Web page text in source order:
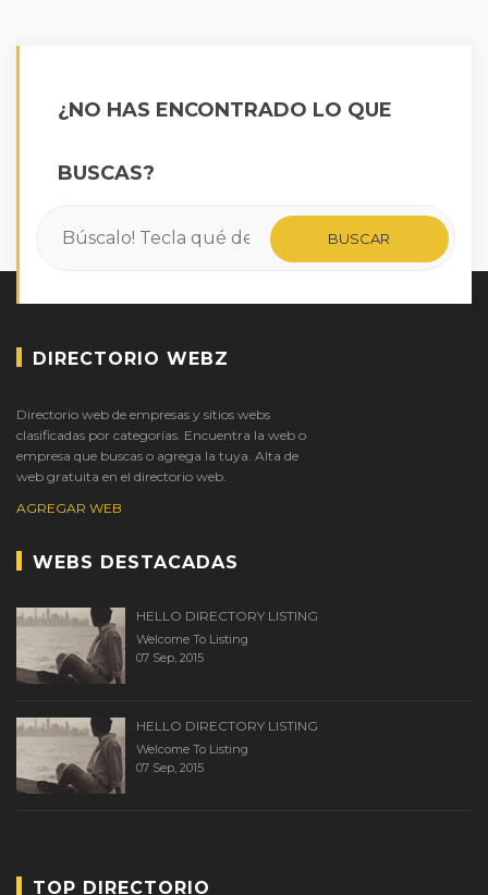
¿NO HAS ENCONTRADO LO QUE
BUSCAS?
DIRECTORIO WEBZ
Directorio web de empresas y sitios webs
clasificadas por categorías. Encuentra la web o
empresa que buscas o agrega la tuya. Alta de
web gratuita en el directorio web.
AGREGAR WEB
WEBS DESTACADAS
HELLO DIRECTORY LISTING
Welcome To Listing
07 Sep, 2015
HELLO DIRECTORY LISTING
Welcome To Listing
07 Sep, 2015
TOP DIRECTORIO